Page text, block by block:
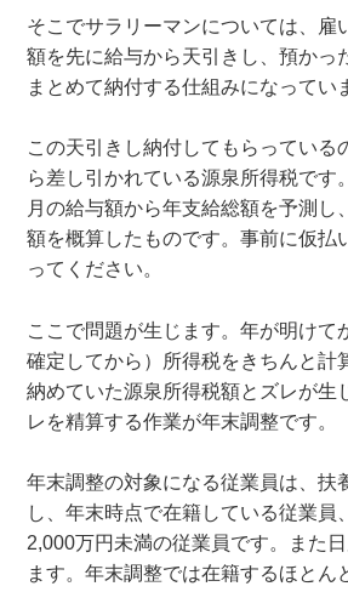
そこでサラリーマンについては、雇
額を先に給与から天引きし、預かっ
まとめて納付する仕組みになってい
この天引きし納付してもらっている
ら差し引かれている源泉所得税です
月の給与額から年支給総額を予測し
額を概算したものです。事前に仮払
ってください。
ここで問題が生じます。年が明けて
確定してから）所得税をきちんと計
納めていた源泉所得税額とズレが生
レを精算する作業が年末調整です。
年末調整の対象になる従業員は、扶
し、年末時点で在籍している従業員
2,000万円未満の従業員です。また
ます。年末調整では在籍するほとん